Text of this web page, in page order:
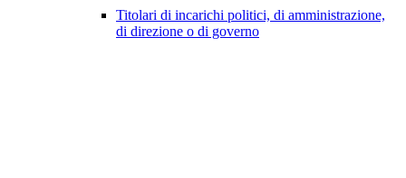
Titolari di incarichi politici, di amministrazione,
di direzione o di governo